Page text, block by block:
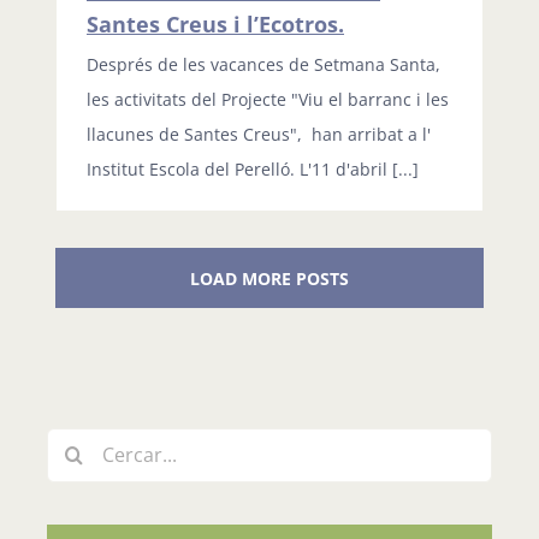
Santes Creus i l’Ecotros.
Després de les vacances de Setmana Santa,
les activitats del Projecte "Viu el barranc i les
llacunes de Santes Creus", han arribat a l'
Institut Escola del Perelló. L'11 d'abril [...]
LOAD MORE POSTS
Cerca